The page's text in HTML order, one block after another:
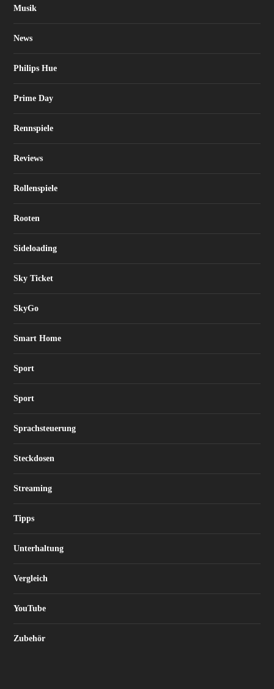
Musik
News
Philips Hue
Prime Day
Rennspiele
Reviews
Rollenspiele
Rooten
Sideloading
Sky Ticket
SkyGo
Smart Home
Sport
Sport
Sprachsteuerung
Steckdosen
Streaming
Tipps
Unterhaltung
Vergleich
YouTube
Zubehör